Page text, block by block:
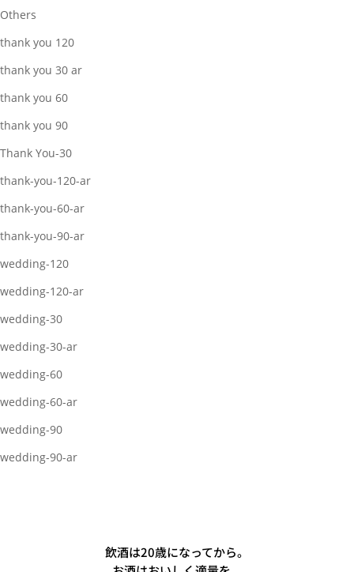
Others
thank you 120
thank you 30 ar
thank you 60
thank you 90
Thank You-30
thank-you-120-ar
thank-you-60-ar
thank-you-90-ar
wedding-120
wedding-120-ar
wedding-30
wedding-30-ar
wedding-60
wedding-60-ar
wedding-90
wedding-90-ar
飲酒は20歳になってから。